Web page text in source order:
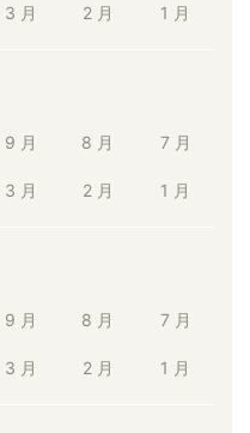
3 月 2 月 1 月
9 月 8 月 7 月
3 月 2 月 1 月
9 月 8 月 7 月
3 月 2 月 1 月